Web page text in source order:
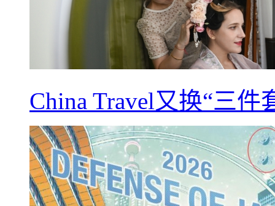
China Travel又换“三